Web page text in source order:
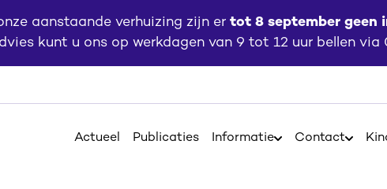
aanstaande verhuizing zijn er tot 8 september geen
kunt u ons op werkdagen van 9 tot 12 uur bellen
Actueel Publicaties Informatie OpenContact Open